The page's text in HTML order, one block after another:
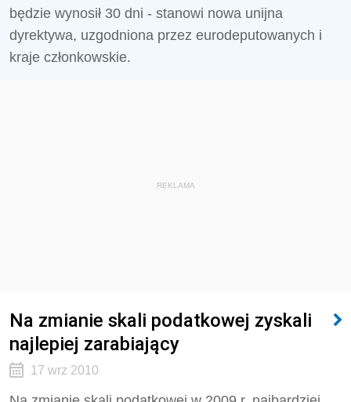
będzie wynosił 30 dni - stanowi nowa unijna
dyrektywa, uzgodniona przez eurodeputowanych i
kraje członkowskie.
REKLAMA
Na zmianie skali podatkowej zyskali
najlepiej zarabiający
17 wrz 2010